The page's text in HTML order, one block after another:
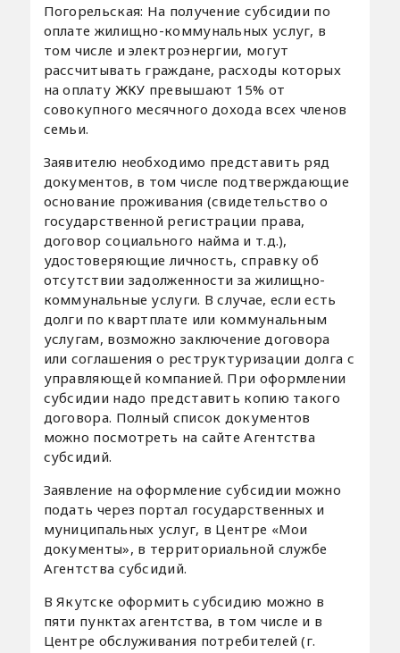
Погорельская: На получение субсидии по
оплате жилищно-коммунальных услуг, в
том числе и электроэнергии, могут
рассчитывать граждане, расходы которых
на оплату ЖКУ превышают 15% от
совокупного месячного дохода всех членов
семьи.
Заявителю необходимо представить ряд
документов, в том числе подтверждающие
основание проживания (свидетельство о
государственной регистрации права,
договор социального найма и т.д.),
удостоверяющие личность, справку об
отсутствии задолженности за жилищно-
коммунальные услуги. В случае, если есть
долги по квартплате или коммунальным
услугам, возможно заключение договора
или соглашения о реструктуризации долга с
управляющей компанией. При оформлении
субсидии надо представить копию такого
договора. Полный список документов
можно посмотреть на сайте Агентства
субсидий.
Заявление на оформление субсидии можно
подать через портал государственных и
муниципальных услуг, в Центре «Мои
документы», в территориальной службе
Агентства субсидий.
В Якутске оформить субсидию можно в
пяти пунктах агентства, в том числе и в
Центре обслуживания потребителей (г.